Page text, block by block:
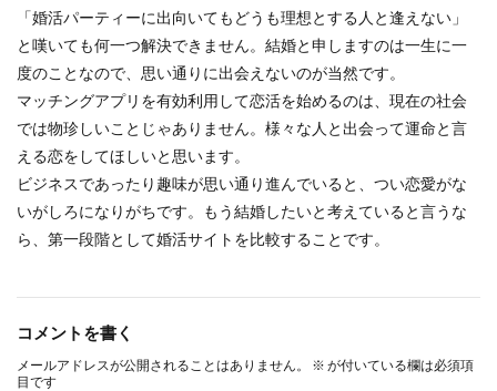
「婚活パーティーに出向いてもどうも理想とする人と逢えない」
と嘆いても何一つ解決できません。結婚と申しますのは一生に一
度のことなので、思い通りに出会えないのが当然です。
マッチングアプリを有効利用して恋活を始めるのは、現在の社会
では物珍しいことじゃありません。様々な人と出会って運命と言
える恋をしてほしいと思います。
ビジネスであったり趣味が思い通り進んでいると、つい恋愛がな
いがしろになりがちです。もう結婚したいと考えていると言うな
ら、第一段階として婚活サイトを比較することです。
コメントを書く
メールアドレスが公開されることはありません。 ※ が付いている欄は必須項
目です